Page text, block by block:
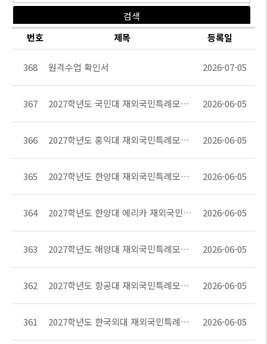
번호 제목 등록일
368 원격수업 확인서 2026-07-05
367 2027학년도 국민대 재외국민특례모집요강 2026-06-05
366 2027학년도 홍익대 재외국민특례모집요강 2026-06-05
365 2027학년도 한양대 재외국민특례모집요강 2026-06-05
364 2027학년도 한양대 에리카 재외국민특례모집요강 2026-06-05
363 2027학년도 해양대 재외국민특례모집요강 2026-06-05
362 2027학년도 항공대 재외국민특례모집요강 2026-06-05
361 2027학년도 한국외대 재외국민특례모집요강 2026-06-05